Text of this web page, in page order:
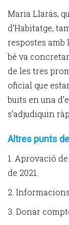
Maria Llarás,
d’Habitatge,
respostes amb
bé va
de les tres
oficial que
buits en una
s’adjudiquin
Altres punts
1. Aprovació
de 2021.
2.
3. Donar